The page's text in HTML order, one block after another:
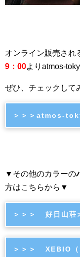
オンライン販売され
9：00よりatmos-
ぜひ、チェックして
＞＞＞atmos-
▼その他のカラーの
方はこちらから▼
＞＞＞ 好日山荘
＞＞＞ XEBIO（